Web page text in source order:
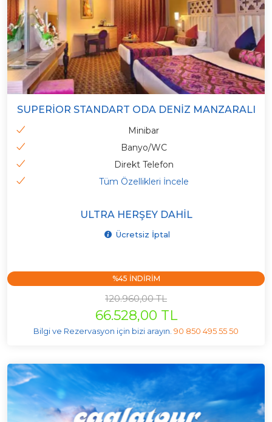
SUPERIOR STANDART ODA DENIZ MANZARALI
Minibar
Banyo/WC
Direkt Telefon
Tüm Özellikleri İncele
ULTRA HERŞEY DAHIL
Ücretsiz İptal
%45 INDIRIM
120.960,00 TL
66.528,00 TL
Bilgi ve Rezervasyon için bizi arayın. 90 850 495 55 50